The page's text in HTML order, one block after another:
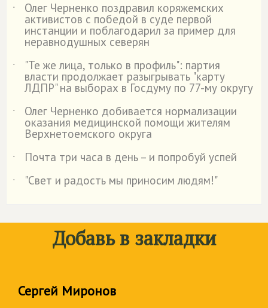
˙ Олег Черненко поздравил коряжемских
активистов с победой в суде первой
инстанции и поблагодарил за пример для
неравнодушных северян
˙
"Те же лица, только в профиль": партия
власти продолжает разыгрывать "карту
ЛДПР" на выборах в Госдуму по 77-му округу
˙
Олег Черненко добивается нормализации
оказания медицинской помощи жителям
Верхнетоемского округа
˙
Почта три часа в день – и попробуй успей
˙
"Свет и радость мы приносим людям!"
Добавь в закладки
Сергей Миронов